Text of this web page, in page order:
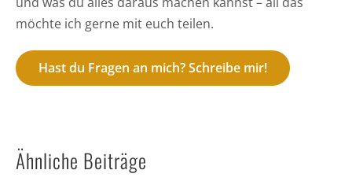
möchte ich gerne mit euch teilen.
Hast du Fragen an mich? Schreibe mir!
Ähnliche Beiträge